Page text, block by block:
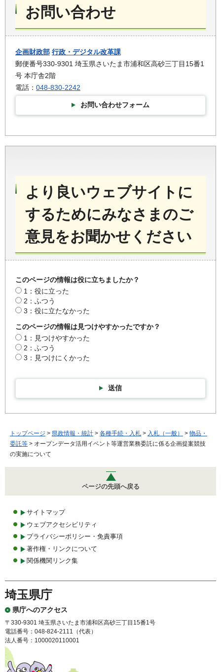
お問い合わせ
企画財政部 行政・デジタル改革課
郵便番号330-9301 埼玉県さいたま市浦和区高砂三丁目15番1
号 本庁舎2階
電話： 048-830-2242
お問い合わせフォーム
より良いウェブサイトに
するためにみなさまのご
意見をお聞かせください
このページの情報は役に立ちましたか？
1：役に立った
2：ふつう
3：役に立たなかった
このページの情報は見つけやすかったですか？
1：見つけやすかった
2：ふつう
3：見つけにくかった
送信
トップページ > 県政情報・統計 > 各種手続・入札 > 入札（一般） > 物品・
委託等 > オープンデータ活用イベント等運営業務委託に係る企画提案競技
の実施について
ページの先頭へ戻る
サイトマップ
ウェブアクセシビリティ
プライバシーポリシー・免責事項
著作権・リンクについて
関係機関リンク集
埼玉県庁
県庁へのアクセス
〒330-9301 埼玉県さいたま市浦和区高砂三丁目15番1号
電話番号：048-824-2111（代表）
法人番号：1000020110001